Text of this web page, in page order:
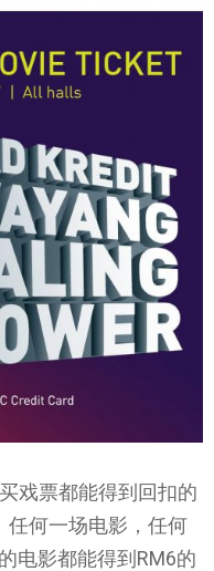
戏票都能得到回扣的
任何一场电影，任何
电影都能得到RM6的